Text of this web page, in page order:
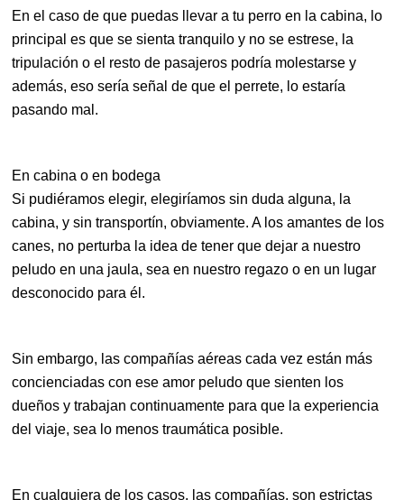
En el caso de que puedas llevar a tu perro en la cabina, lo
principal es que se sienta tranquilo y no se estrese, la
tripulación o el resto de pasajeros podría molestarse y
además, eso sería señal de que el perrete, lo estaría
pasando mal.
En cabina o en bodega
Si pudiéramos elegir, elegiríamos sin duda alguna, la
cabina, y sin transportín, obviamente. A los amantes de los
canes, no perturba la idea de tener que dejar a nuestro
peludo en una jaula, sea en nuestro regazo o en un lugar
desconocido para él.
Sin embargo, las compañías aéreas cada vez están más
concienciadas con ese amor peludo que sienten los
dueños y trabajan continuamente para que la experiencia
del viaje, sea lo menos traumática posible.
En cualquiera de los casos, las compañías, son estrictas